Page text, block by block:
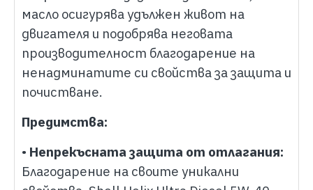
масло осигурява удължен живот на
двигателя и подобрява неговата
производителност благодарение на
ненадминатите си свойства за защита и
почистване.
Предимства:
• Непрекъсната защита от отлагания:
Благодарение на своите уникални